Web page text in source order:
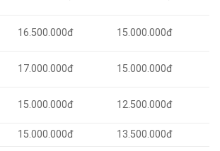
16.500.000đ 15.000.000đ
17.000.000đ 15.000.000đ
15.000.000đ 12.500.000đ
15.000.000đ
13.500.000đ